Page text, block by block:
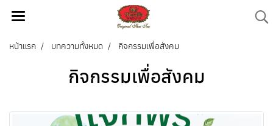
หน้าแรก บทความทั้งหมด กิจกรรมเพื่อสังคม
กิจกรรมเพื่อสังคม